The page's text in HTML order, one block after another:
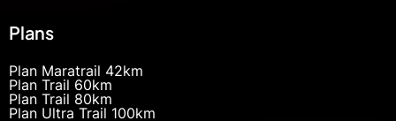
Plans
Plan Maratrail 42km
Plan Trail 60km
Plan Trail 80km
Plan Ultra Trail 100km